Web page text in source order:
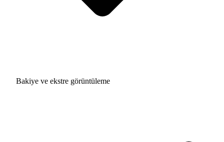
Bakiye ve ekstre görüntüleme